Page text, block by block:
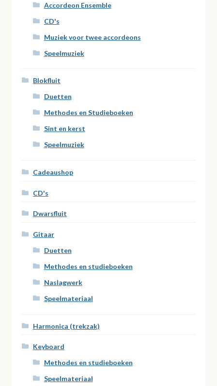
Accordeon Ensemble
CD's
Muziek voor twee accordeons
Speelmuziek
Blokfluit
Duetten
Methodes en Studieboeken
Sint en kerst
Speelmuziek
Cadeaushop
CD's
Dwarsfluit
Gitaar
Duetten
Methodes en studieboeken
Naslagwerk
Speelmateriaal
Harmonica (trekzak)
Keyboard
Methodes en studieboeken
Speelmateriaal